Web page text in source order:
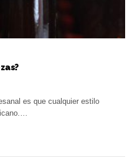
es que cualquier estilo